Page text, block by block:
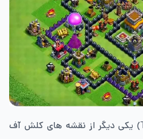
نقشه‌های تروفی (Trophy Maps) یکی دیگر از نقشه های کلش آف